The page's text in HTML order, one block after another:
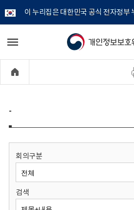
이 누리집은 대한민국 공식 전자정부
개
정
보
원
메
기
-
회의구분
검색